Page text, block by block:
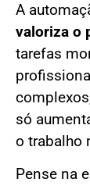
A
valoriza o
tarefas
só
o trabalho
Pense na